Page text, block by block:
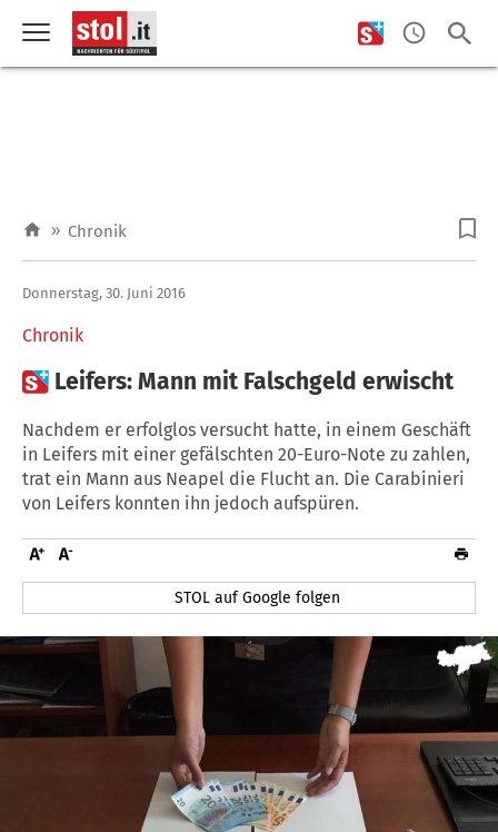
» Chronik
Chronik
Donnerstag, 30. Juni 2016
 Leifers: Mann mit Falschgeld erwischt
Nachdem er erfolglos versucht hatte, in einem Geschäft
in Leifers mit einer gefälschten 20-Euro-Note zu zahlen,
trat ein Mann aus Neapel die Flucht an. Die Carabinieri
von Leifers konnten ihn jedoch aufspüren.
STOL auf Google folgen